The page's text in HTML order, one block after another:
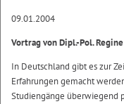
09.01.2004
Vortrag von Dipl.-Pol.
In Deutschland gibt es zur
Erfahrungen gemacht
Studiengänge überwiegend